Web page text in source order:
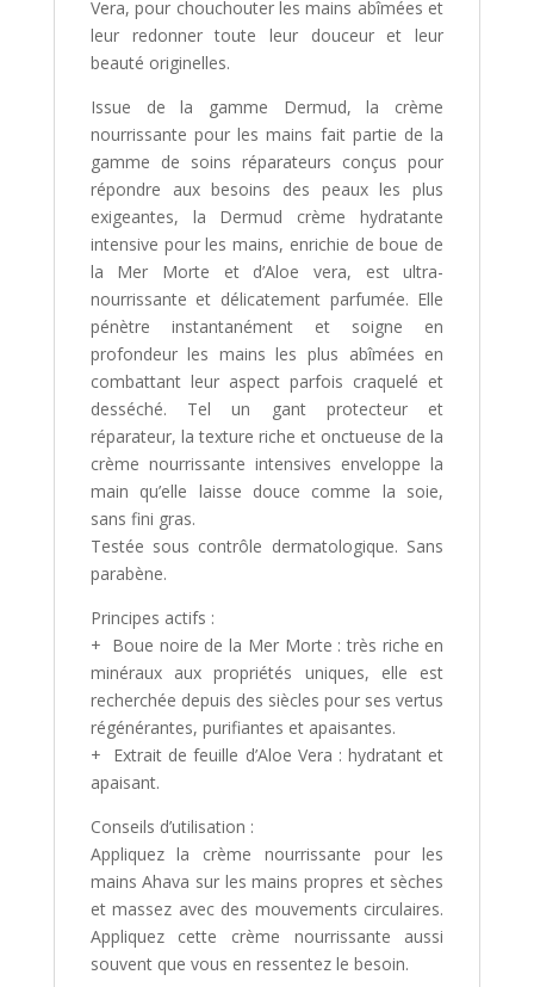
Vera, pour chouchouter les mains abîmées et
leur redonner toute leur douceur et leur
beauté originelles.
Issue de la gamme Dermud, la crème
nourrissante pour les mains fait partie de la
gamme de soins réparateurs conçus pour
répondre aux besoins des peaux les plus
exigeantes, la Dermud crème hydratante
intensive pour les mains, enrichie de boue de
la Mer Morte et d’Aloe vera, est ultra-
nourrissante et délicatement parfumée. Elle
pénètre instantanément et soigne en
profondeur les mains les plus abîmées en
combattant leur aspect parfois craquelé et
desséché. Tel un gant protecteur et
réparateur, la texture riche et onctueuse de la
crème nourrissante intensives enveloppe la
main qu’elle laisse douce comme la soie,
sans fini gras.
Testée sous contrôle dermatologique. Sans
parabène.
Principes actifs :
+ Boue noire de la Mer Morte : très riche en
minéraux aux propriétés uniques, elle est
recherchée depuis des siècles pour ses vertus
régénérantes, purifiantes et apaisantes.
+ Extrait de feuille d’Aloe Vera : hydratant et
apaisant.
Conseils d’utilisation :
Appliquez la crème nourrissante pour les
mains Ahava sur les mains propres et sèches
et massez avec des mouvements circulaires.
Appliquez cette crème nourrissante aussi
souvent que vous en ressentez le besoin.